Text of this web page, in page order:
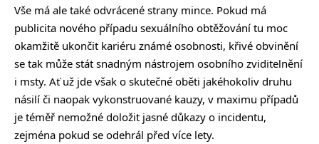
Vše má ale také odvrácené strany mince. Pokud má
publicita nového případu sexuálního obtěžování tu moc
okamžitě ukončit kariéru známé osobnosti, křivé obvinění
se tak může stát snadným nástrojem osobního zviditelnění
i msty. Ať už jde však o skutečné oběti jakéhokoliv druhu
násilí či naopak vykonstruované kauzy, v maximu případů
je téměř nemožné doložit jasné důkazy o incidentu,
zejména pokud se odehrál před více lety.